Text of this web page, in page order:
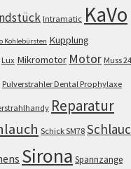
Intramatic KaVo
Kohlebürsten Kupplung
Lux Mikromotor Motor Muss
Pulverstrahler Dental Prophylaxe
Reparatur
Schick SM78
Sirona Spannzange